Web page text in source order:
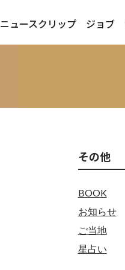
ニュースクリップ ジョブ
その他
BOOK
お知らせ
ご当地
星占い